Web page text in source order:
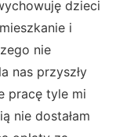
dzieci
i
nie
nas przyszły
pracę tyle mi
nie dostałam